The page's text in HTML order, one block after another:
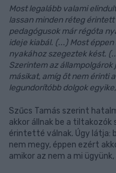
Most legalább valami
lassan minden réteg
pedagógusok már régóta
ideje kiabál. (...) Most
nyakához szegeztek kést.
Szerintem az
másikat, amíg őt nem érinti
legundorítóbb dolgok
Szűcs Tamás szerint
akkor állnak be a tiltakozók
érintetté válnak. Úgy látja:
nem megy, éppen ezért
amikor az nem a mi